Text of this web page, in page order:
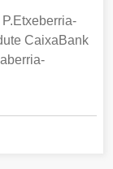
CaixaBank